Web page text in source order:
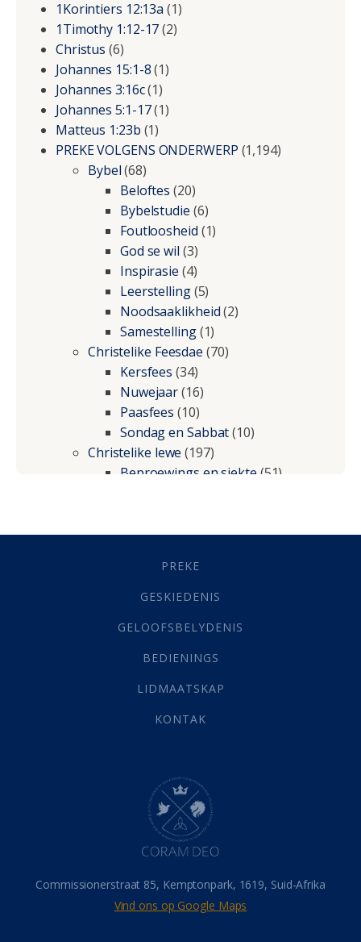
1Korintiers 12:13a (1)
1Timothy 1:12-17(2)
Christus (6)
Johannes 15:1-8(1)
Johannes 3:16c(1)
Johannes 5:1-17(1)
Matteus 1:23b (1)
PREKE VOLGENS ONDERWERP (1,194)
Bybel(68)
Beloftes (20)
Bybelstudie (6)
Foutloosheid (1)
God se wil (3)
Inspirasie (4)
Leerstelling(5)
Noodsaaklikheid(2)
Samestelling(1)
Christelike Feesdae (70)
Kersfees (34)
Nuwejaar(16)
Paasfees (10)
Sondag en Sabbat(10)
Christelike lewe (197)
Beproewings en siekte(51)
Geestelike Groei(10)
(21)
Grys Areas(4)
Lewensdoel(3)
Selfondersoek(1)
Werk(22)
(142)
Hemel (31)
Israel (14)
Millennium(1)
Oordeelsdag(19)
Verheerlikte liggaam
Wederkoms
(27)
Gebed(87)
PREKE
GESKIEDENIS
GELOOFSBELYDENIS
BEDIENINGS
LIDMAATSKAP
KONTAK
Commissionerstraat 85, Kemptonpark, 1619, Suid-Afrika
Vind ons op Google Maps